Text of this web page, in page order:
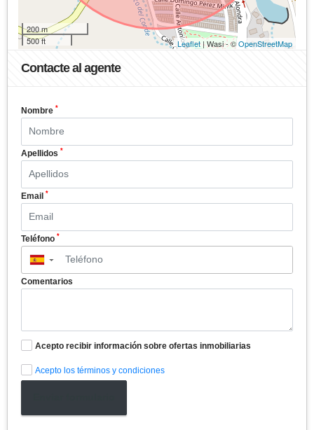
200 m
500 ft
Leaflet| Wasi - ©OpenStreetMap
Contacte al agente
Nombre *
Apellidos *
Email *
Teléfono *
▼
Comentarios
Acepto recibir información sobre ofertas inmobiliarias
Acepto los términos y condiciones